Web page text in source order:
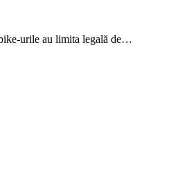
urile au limita legală de…